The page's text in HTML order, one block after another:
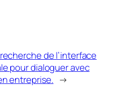
de l’interface
pour dialoguer avec
entreprise. →